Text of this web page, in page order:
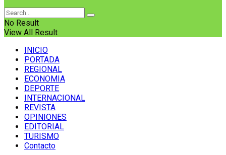
No Result
View All Result
INICIO
PORTADA
REGIONAL
ECONOMIA
DEPORTE
INTERNACIONAL
REVISTA
OPINIONES
EDITORIAL
TURISMO
Contacto